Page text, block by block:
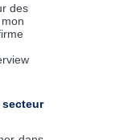
des